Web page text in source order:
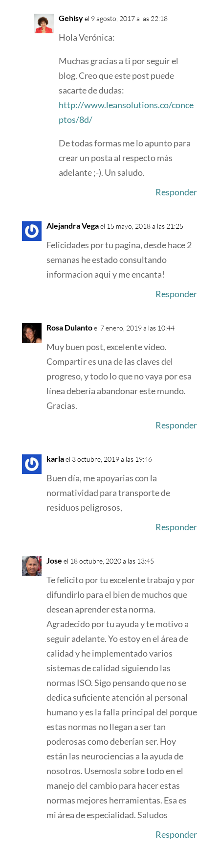
Gehisyel 9 agosto, 2017 a las 22:18
Hola Verónica:
Muchas gracias a ti por seguir el
blog. Creo que este post puede
sacarte de dudas:
http://www.leansolutions.co/conce
ptos/8d/
De todas formas me lo apunto para
crear un posta al respecto más
adelante ;-). Un saludo.
Responder
Alejandra Vegael 15 mayo, 2018 a las 21:25
Felicidades por tu pagina, desde hace 2
semanas he estado consultando
informacion aqui y me encanta!
Responder
Rosa Dulantoel 7 enero, 2019 a las 10:44
Muy buen post, excelente vídeo.
Compartir es una de las claves del
progreso, y todo lo que no vaya por esa
línea debería abandonar este mundo.
Gracias.
Responder
karlael 3 octubre, 2019 a las 19:46
Buen día, me apoyarias con la
normatividad para transporte de
residuos peligrosos,
Responder
Jose el 18 octubre, 2020 a las 13:45
Te felicito por tu excelente trabajo y por
difundirlo para el bien de muchos que
desean aprender esta norma.
Agradecido por tu ayuda y te motivo a
seguir adelante. Yo estoy en el área de
calidad y he implementado varios
sistemas de calidad siguiendo las
normas ISO. Sigo pensando que no se
dedica suficiente atención al personal
humano y es la falla principal del porque
estas normas no llegan a ser tan
poderosas como deberían ser. Hoy
están las neurociencias a la ayuda de
nosotros. Usemosla sobre todo en el
manejo del cambio para hacer estas
normas mejores herramientas. Esa es
mi área de especialidad. Saludos
Responder